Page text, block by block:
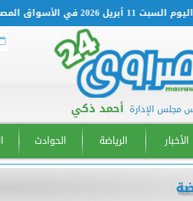
المصرية
مجلس الإدارة أحمد ذكي
الأخبار الرياضة الحوادث